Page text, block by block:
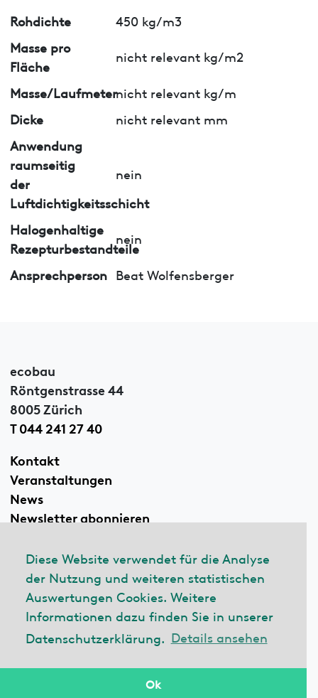
Diese Website verwendet für die Analyse
der Nutzung und weiteren statistischen
Auswertungen Cookies. Weitere
Informationen dazu finden Sie in unserer
Datenschutzerklärung. Details ansehen
Ok
Rohdichte
450 kg/m3
Masse pro
Fläche
nicht relevant kg/m2
Masse/Laufmeternicht relevant kg/m
Dicke
nicht relevant mm
Anwendung
raumseitig
der
Luftdichtigkeitsschicht
nein
Halogenhaltige
Rezepturbestandteile
nein
Ansprechperson Beat Wolfensberger
ecobau
Röntgenstrasse 44
8005 Zürich
T 044 241 27 40
Kontakt
Veranstaltungen
News
Newsletter abonnieren
Linkedin
© 2026 ecobau